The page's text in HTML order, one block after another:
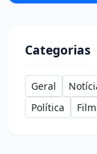
Categorias
Geral
Política